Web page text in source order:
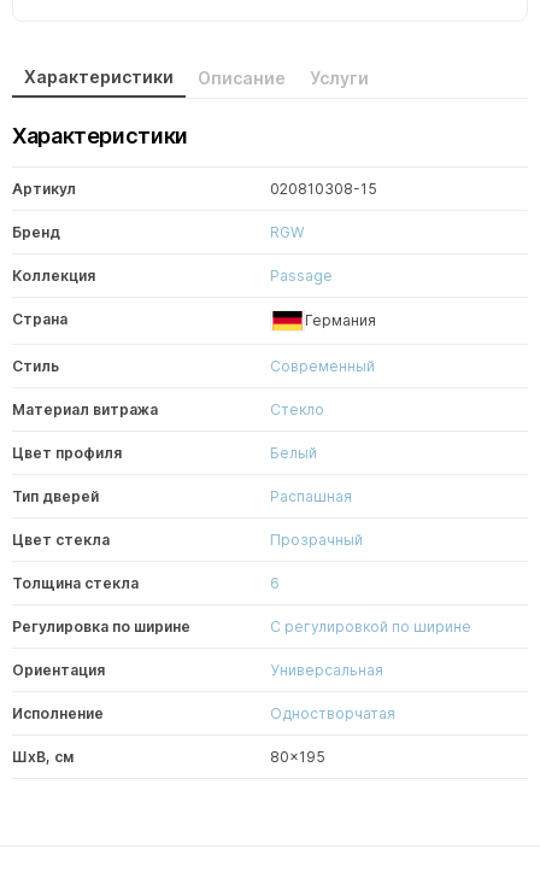
Характеристики Описание Услуги
Характеристики
Артикул 020810308-15
Бренд RGW
Коллекция Passage
Страна Германия
Стиль Современный
Материал витража Стекло
Цвет профиля Белый
Тип дверей Распашная
Цвет стекла Прозрачный
Толщина стекла 6
Регулировка по ширине С регулировкой по ширине
Ориентация Универсальная
Исполнение Одностворчатая
ШxВ, см 80x195